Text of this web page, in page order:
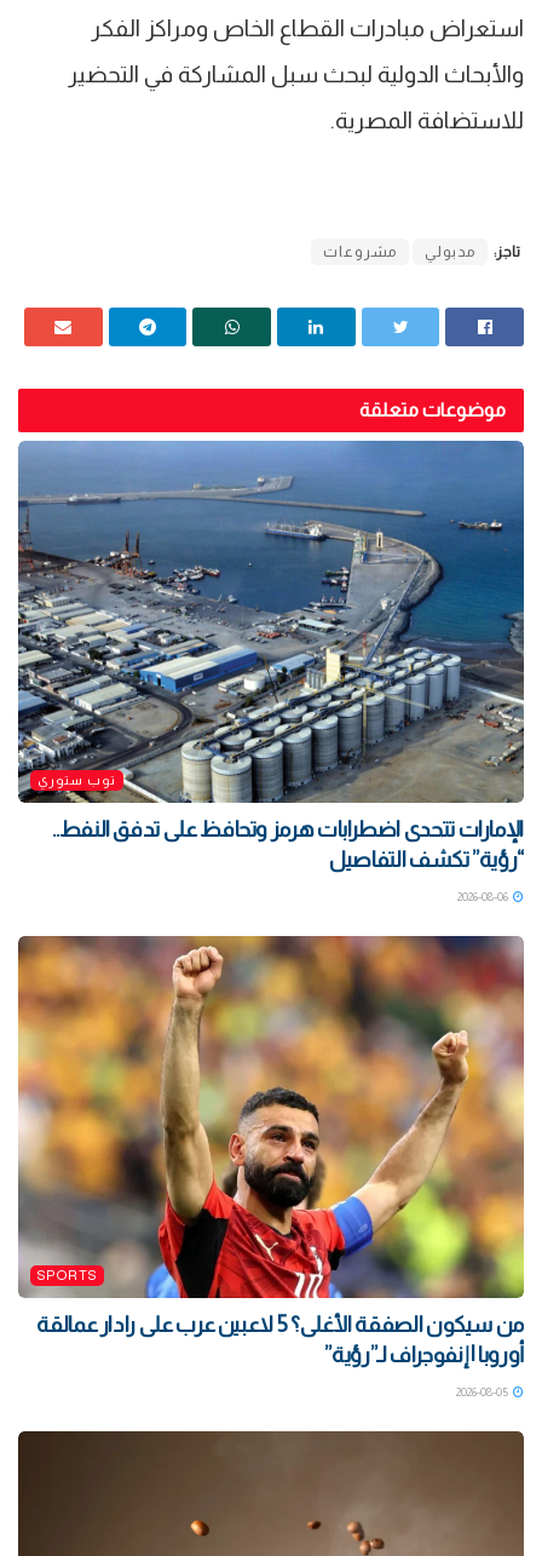
استعراض مبادرات القطاع الخاص ومراكز الفكر
والأبحاث الدولية لبحث سبل المشاركة في التحضير
للاستضافة المصرية.
تاجز: مدبولي مشروعات
موضوعات متعلقة
توب ستوري
الإمارات تتحدى اضطرابات هرمز وتحافظ على تدفق النفط..
“رؤية” تكشف التفاصيل
SPORTS
من سيكون الصفقة الأغلى؟ 5 لاعبين عرب على رادار عمالقة
أوروبا | إنفوجراف لـ”رؤية”